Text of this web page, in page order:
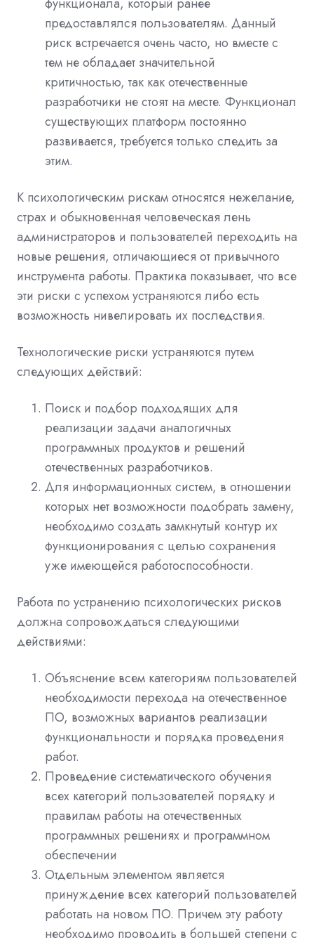
предоставлялся пользователям. Данный
риск встречается очень часто, но вместе с
тем не обладает значительной
критичностью, так как отечественные
разработчики не стоят на месте. Функционал
существующих платформ постоянно
развивается, требуется только следить за
этим.
К психологическим рискам относятся нежелание,
страх и обыкновенная человеческая лень
администраторов и пользователей переходить на
новые решения, отличающиеся от привычного
инструмента работы. Практика показывает, что все
эти риски с успехом устраняются либо есть
возможность нивелировать их последствия.
Технологические риски устраняются путем
следующих действий:
Поиск и подбор подходящих для
реализации задачи аналогичных
программных продуктов и решений
отечественных разработчиков.
Для информационных систем, в отношении
которых нет возможности подобрать замену,
необходимо создать замкнутый контур их
функционирования с целью сохранения
уже имеющейся работоспособности.
Работа по устранению психологических рисков
должна сопровождаться следующими
действиями:
Объяснение всем категориям пользователей
необходимости перехода на отечественное
ПО, возможных вариантов реализации
функциональности и порядка проведения
работ.
Проведение систематического обучения
всех категорий пользователей порядку и
правилам работы на отечественных
программных решениях и программном
обеспечении
Отдельным элементом является
принуждение всех категорий пользователей
работать на новом ПО. Причем эту работу
необходимо проводить в большей степени с